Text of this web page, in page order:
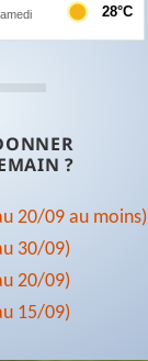
?
20/09 au moins)
30/09)
20/09)
15/09)